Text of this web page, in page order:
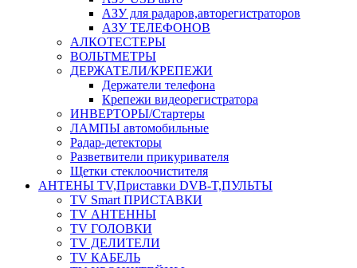
АЗУ для радаров,авторегистраторов
АЗУ ТЕЛЕФОНОВ
АЛКОТЕСТЕРЫ
ВОЛЬТМЕТРЫ
ДЕРЖАТЕЛИ/КРЕПЕЖИ
Держатели телефона
Крепежи видеорегистратора
ИНВЕРТОРЫ/Стартеры
ЛАМПЫ автомобильные
Радар-детекторы
Разветвители прикуривателя
Щетки стеклоочистителя
АНТЕНЫ ТV,Приставки DVB-T,ПУЛЬТЫ
TV Smart ПРИСТАВКИ
TV АНТЕННЫ
TV ГОЛОВКИ
TV ДЕЛИТЕЛИ
TV КАБЕЛЬ